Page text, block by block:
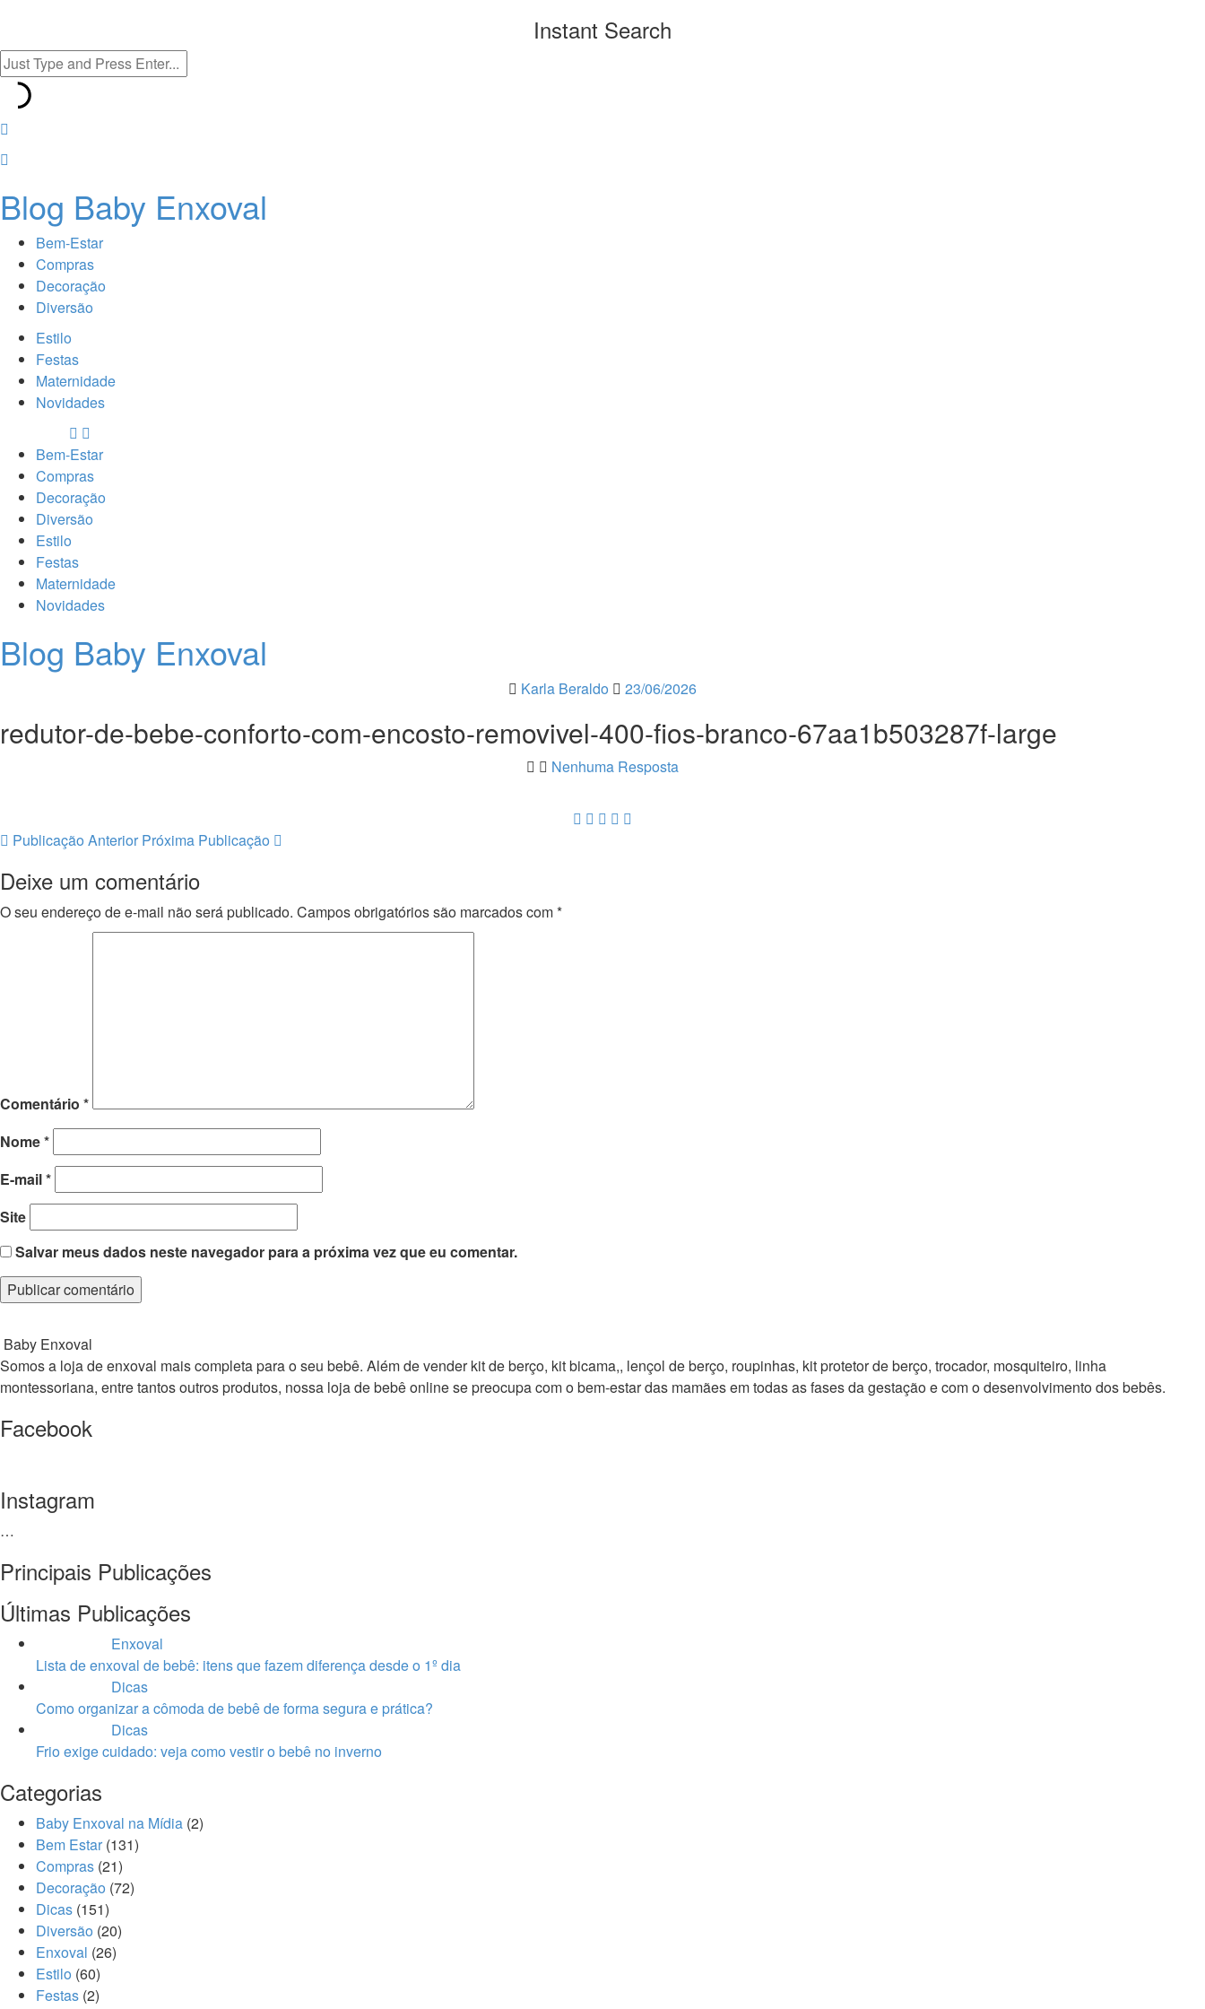
Instant Search
Blog Baby Enxoval
Bem-Estar
Compras
Decoração
Diversão
Estilo
Festas
Maternidade
Novidades
Bem-Estar
Compras
Decoração
Diversão
Estilo
Festas
Maternidade
Novidades
Blog Baby Enxoval
Karla Beraldo 23/06/2026
redutor-de-bebe-conforto-com-encosto-removivel-400-fios-branco-67aa1b503287f-large
Nenhuma Resposta
Publicação Anterior Próxima Publicação
Deixe um comentário
O seu endereço de e-mail não será publicado. Campos obrigatórios são marcados com*
Comentário *
Nome*
E-mail*
Site
Salvar meus dados neste navegador para a próxima vez que eu comentar.
Baby Enxoval
Somos a loja de enxoval mais completa para o seu bebê. Além de vender kit de berço, kit bicama,, lençol de berço, roupinhas, kit protetor de berço, trocador, mosquiteiro, linha
montessoriana, entre tantos outros produtos, nossa loja de bebê online se preocupa com o bem-estar das mamães em todas as fases da gestação e com o desenvolvimento dos bebês.
Facebook
Instagram
…
Principais Publicações
Últimas Publicações
Enxoval
Lista de enxoval de bebê: itens que fazem diferença desde o 1º dia
Dicas
Como organizar a cômoda de bebê de forma segura e prática?
Dicas
Frio exige cuidado: veja como vestir o bebê no inverno
Categorias
Baby Enxoval na Mídia (2)
Bem Estar (131)
Compras (21)
Decoração (72)
Dicas (151)
Diversão (20)
Enxoval (26)
Estilo (60)
Festas (2)